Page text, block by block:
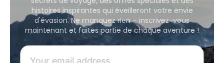
histoires inspirantes qui éveilleront votre envie
d'évasion. Ne manquez rien – inscrivez-vous
maintenant et faites partie de chaque aventure !